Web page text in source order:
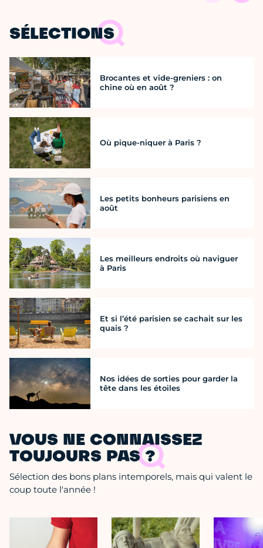
SÉLECTIONS
Brocantes et vide-greniers : on
chine où en août ?
Où pique-niquer à Paris ?
Les petits bonheurs parisiens en
août
Les meilleurs endroits où naviguer
à Paris
Et si l’été parisien se cachait sur les
quais ?
Nos idées de sorties pour garder la
tête dans les étoiles
VOUS NE CONNAISSEZ
TOUJOURS PAS ?
Sélection des bons plans intemporels, mais qui valent le
coup toute l'année !